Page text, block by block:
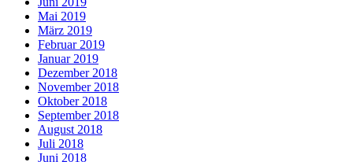
Mai 2019
März 2019
Februar 2019
Januar 2019
Dezember 2018
November 2018
Oktober 2018
September 2018
August 2018
Juli 2018
Juni 2018